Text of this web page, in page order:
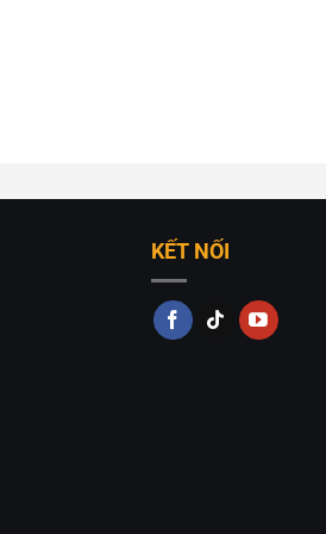
mại, dễ chịu cho mắt. Ánh sáng có
ấm áp cho không gian thư giãn.
KẾT NỐI